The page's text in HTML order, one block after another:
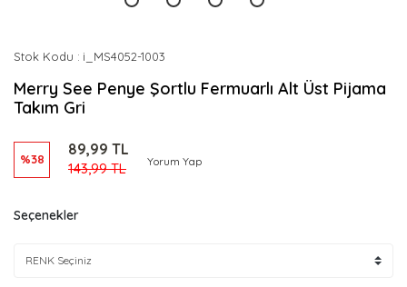
Stok Kodu i_MS4052-1003
Merry See Penye Şortlu Fermuarlı Alt Üst Pijama
Takım Gri
%38
89,99 TL
143,99 TL Yorum Yap
Seçenekler